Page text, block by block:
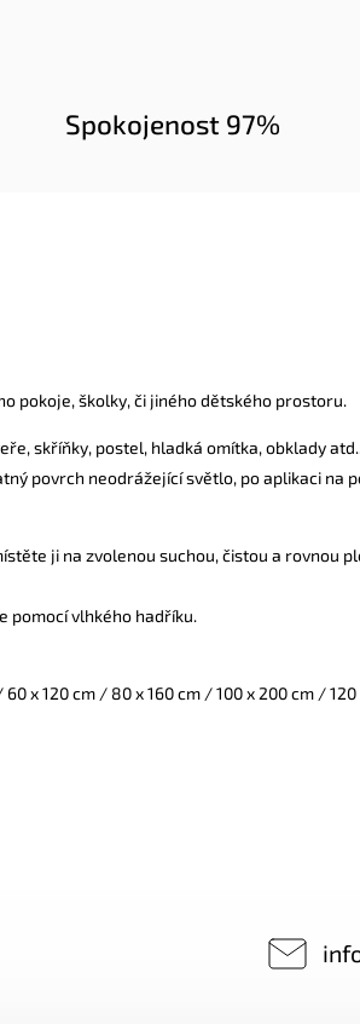
Spokojenost 97%
pokoje, školky, či jiného dětského prostoru.
skříňky, postel, hladká omítka, obklady
povrch neodrážející světlo, po aplikaci na
ji na zvolenou suchou, čistou a rovnou
pomocí vlhkého hadříku.
x 120 cm / 80 x 160 cm / 100 x 200 cm / 120